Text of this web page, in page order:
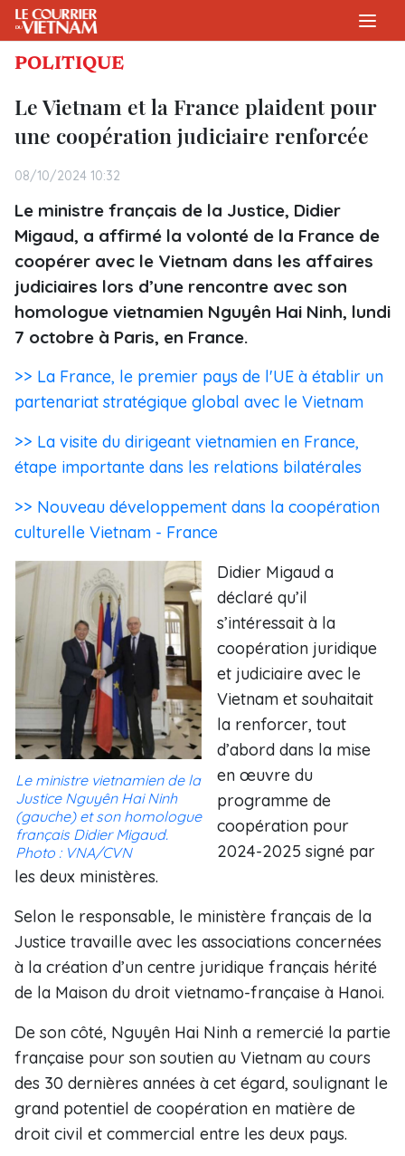
POLITIQUE
Le Vietnam et la France plaident pour
une coopération judiciaire renforcée
08/10/2024 10:32
Le ministre français de la Justice, Didier
Migaud, a affirmé la volonté de la France de
coopérer avec le Vietnam dans les affaires
judiciaires lors d’une rencontre avec son
homologue vietnamien Nguyên Hai Ninh, lundi
7 octobre à Paris, en France.
>> La France, le premier pays de l'UE à établir un
partenariat stratégique global avec le Vietnam
>> La visite du dirigeant vietnamien en France,
étape importante dans les relations bilatérales
>> Nouveau développement dans la coopération
culturelle Vietnam - France
Le ministre vietnamien de la
Justice Nguyên Hai Ninh
(gauche) et son homologue
français Didier Migaud.
Photo : VNA/CVN
Didier Migaud a
déclaré qu’il
s’intéressait à la
coopération juridique
et judiciaire avec le
Vietnam et souhaitait
la renforcer, tout
d’abord dans la mise
en œuvre du
programme de
coopération pour
2024-2025 signé par
les deux ministères.
Selon le responsable, le ministère français de la
Justice travaille avec les associations concernées
à la création d’un centre juridique français hérité
de la Maison du droit vietnamo-française à Hanoi.
De son côté, Nguyên Hai Ninh a remercié la partie
française pour son soutien au Vietnam au cours
des 30 dernières années à cet égard, soulignant le
grand potentiel de coopération en matière de
droit civil et commercial entre les deux pays.